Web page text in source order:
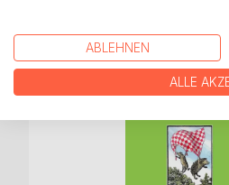
WEITERE
ABLEHNEN
ALLE